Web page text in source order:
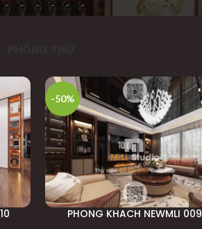
-50%
PHONG KHACH NEWMLI 009